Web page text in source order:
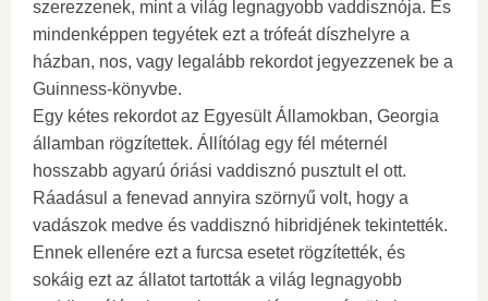
szerezzenek, mint a világ legnagyobb vaddisznója. És
mindenképpen tegyétek ezt a trófeát díszhelyre a
házban, nos, vagy legalább rekordot jegyezzenek be a
Guinness-könyvbe.
Egy kétes rekordot az Egyesült Államokban, Georgia
államban rögzítettek. Állítólag egy fél méternél
hosszabb agyarú óriási vaddisznó pusztult el ott.
Ráadásul a fenevad annyira szörnyű volt, hogy a
vadászok medve és vaddisznó hibridjének tekintették.
Ennek ellenére ezt a furcsa esetet rögzítették, és
sokáig ezt az állatot tartották a világ legnagyobb